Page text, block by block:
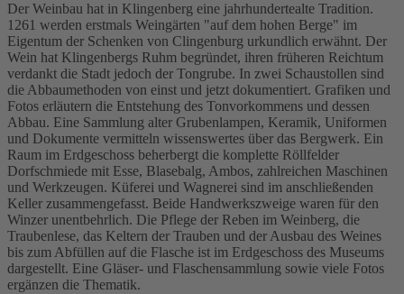
Der Weinbau hat in Klingenberg eine jahrhundertealte Tradition.
1261 werden erstmals Weingärten "auf dem hohen Berge" im
Eigentum der Schenken von Clingenburg urkundlich erwähnt. Der
Wein hat Klingenbergs Ruhm begründet, ihren früheren Reichtum
verdankt die Stadt jedoch der Tongrube. In zwei Schaustollen sind
die Abbaumethoden von einst und jetzt dokumentiert. Grafiken und
Fotos erläutern die Entstehung des Tonvorkommens und dessen
Abbau. Eine Sammlung alter Grubenlampen, Keramik, Uniformen
und Dokumente vermitteln wissenswertes über das Bergwerk. Ein
Raum im Erdgeschoss beherbergt die komplette Röllfelder
Dorfschmiede mit Esse, Blasebalg, Ambos, zahlreichen Maschinen
und Werkzeugen. Küferei und Wagnerei sind im anschließenden
Keller zusammengefasst. Beide Handwerkszweige waren für den
Winzer unentbehrlich. Die Pflege der Reben im Weinberg, die
Traubenlese, das Keltern der Trauben und der Ausbau des Weines
bis zum Abfüllen auf die Flasche ist im Erdgeschoss des Museums
dargestellt. Eine Gläser- und Flaschensammlung sowie viele Fotos
ergänzen die Thematik.